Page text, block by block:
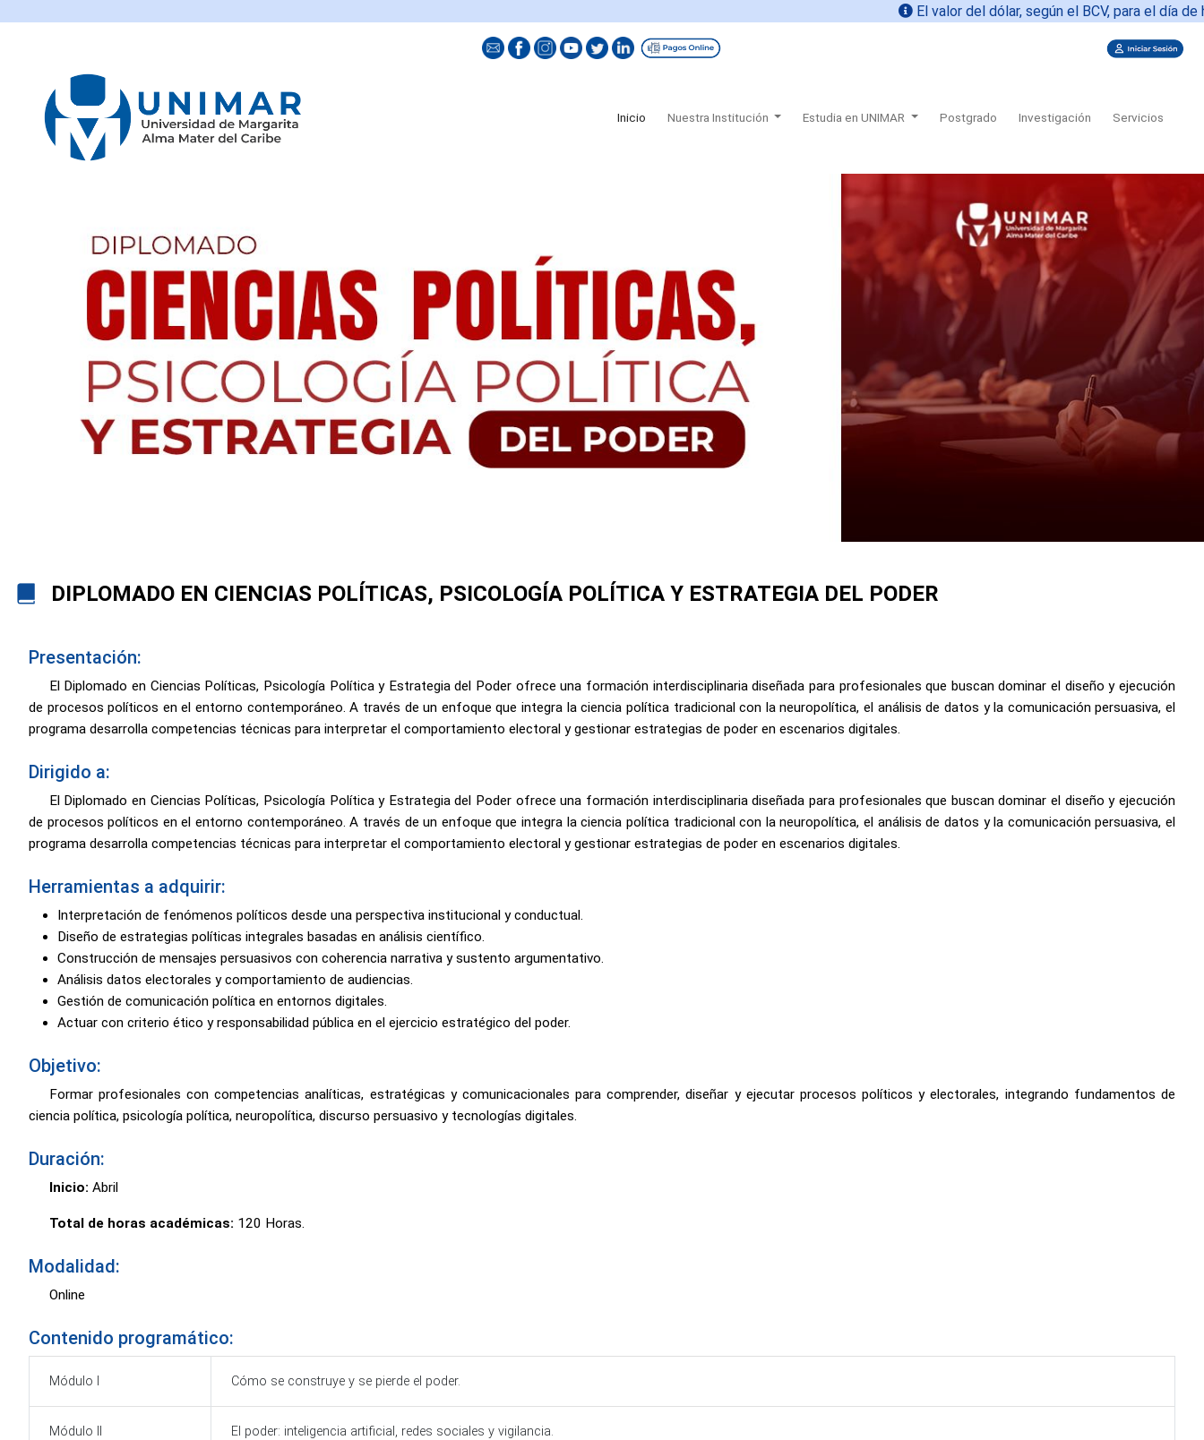
El valor del dólar, según el BCV, para el día de hoy06-
Inicio(current)Nuestra Institución Estudia en UNIMAR Postgrado Investigación Servicios
DIPLOMADO EN CIENCIAS POLÍTICAS, PSICOLOGÍA POLÍTICA Y ESTRATEGIA DEL PODER
Presentación:
El Diplomado en Ciencias Políticas, Psicología Política y Estrategia del Poder ofrece una formación interdisciplinaria diseñada para profesionales que buscan dominar el diseño y ejecución
de procesos políticos en el entorno contemporáneo. A través de un enfoque que integra la ciencia política tradicional con la neuropolítica, el análisis de datos y la comunicación persuasiva, el
programa desarrolla competencias técnicas para interpretar el comportamiento electoral y gestionar estrategias de poder en escenarios digitales.
Dirigido a:
El Diplomado en Ciencias Políticas, Psicología Política y Estrategia del Poder ofrece una formación interdisciplinaria diseñada para profesionales que buscan dominar el diseño y ejecución
de procesos políticos en el entorno contemporáneo. A través de un enfoque que integra la ciencia política tradicional con la neuropolítica, el análisis de datos y la comunicación persuasiva, el
programa desarrolla competencias técnicas para interpretar el comportamiento electoral y gestionar estrategias de poder en escenarios digitales.
Herramientas a adquirir:
Interpretación de fenómenos políticos desde una perspectiva institucional y conductual.
Diseño de estrategias políticas integrales basadas en análisis científico.
Construcción de mensajes persuasivos con coherencia narrativa y sustento argumentativo.
Análisis datos electorales y comportamiento de audiencias.
Gestión de comunicación política en entornos digitales.
Actuar con criterio ético y responsabilidad pública en el ejercicio estratégico del poder.
Objetivo:
Formar profesionales con competencias analíticas, estratégicas y comunicacionales para comprender, diseñar y ejecutar procesos políticos y electorales, integrando fundamentos de
ciencia política, psicología política, neuropolítica, discurso persuasivo y tecnologías digitales.
Duración:
Inicio: Abril
Total de horas académicas: 120 Horas.
Modalidad:
Online
Contenido programático:
Módulo I Cómo se construye y se pierde el poder.
Módulo II El poder: inteligencia artificial, redes sociales y vigilancia.